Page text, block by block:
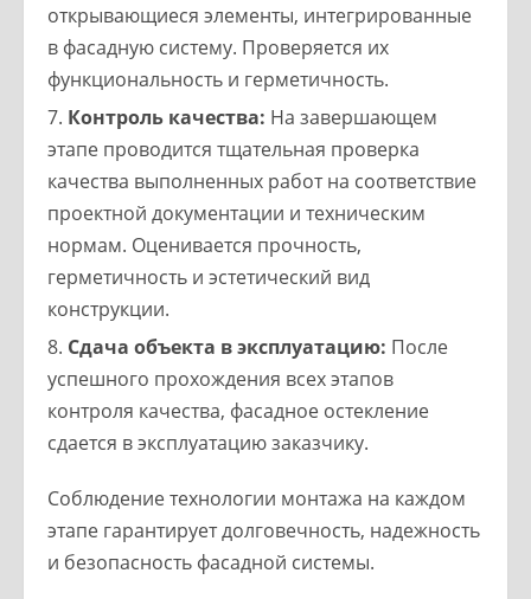
открывающиеся элементы, интегрированные
в фасадную систему. Проверяется их
функциональность и герметичность.
Контроль качества: На завершающем
этапе проводится тщательная проверка
качества выполненных работ на соответствие
проектной документации и техническим
нормам. Оценивается прочность,
герметичность и эстетический вид
конструкции.
Сдача объекта в эксплуатацию: После
успешного прохождения всех этапов
контроля качества, фасадное остекление
сдается в эксплуатацию заказчику.
Соблюдение технологии монтажа на каждом
этапе гарантирует долговечность, надежность
и безопасность фасадной системы.